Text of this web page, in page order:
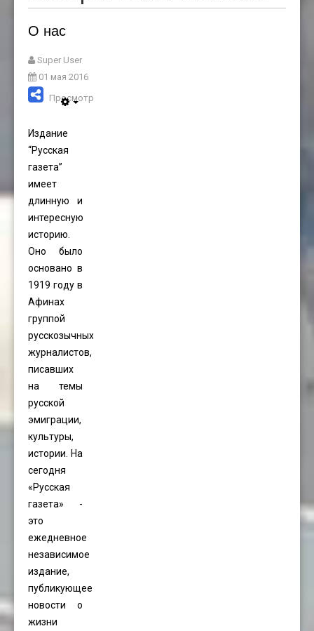
О нас
Super User
01 мая 2016
Просмотров: 8644
Издание
“Русская
газета”
имеет
длинную и
интересную
историю.
Оно было
основано в
1919 году в
Афинах
группой
русскозычных
журналистов,
писавших
на темы
русской
эмиграции,
культуры,
истории. На
сегодня
«Русская
газета» -
это
ежедневное
независимое
издание,
публикующее
новости о
жизни